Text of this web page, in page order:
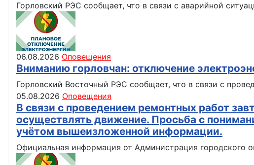
Горловский РЭС сообщает, что в связи с аварийной
06.08.2026 Оповещения
Вниманию горловчан: отключение
Горловский Восточный РЭС сообщает, что в связи с
05.08.2026 Оповещения
В связи с проведением ремонтных работ
осуществлять движение. Просьба с
учётом вышеизложенной информации.
Официальная информация от Администрация городского